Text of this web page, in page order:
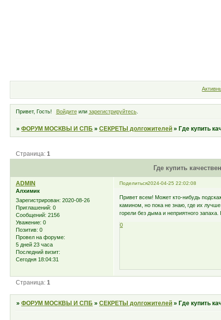
Привет, Гость! Войдитеили зарегистрируйтесь.
»ФОРУМ МОСКВЫ И СПБ »СЕКРЕТЫ долгожителей »Где купить
Где купить
Страница:1
Поделиться2024-04-25 22:02:08
ADMIN
Алхимик
Зарегистрирован: 2020-08-26
Приглашений: 0
Сообщений: 2156
Уважение: 0
Позитив: 0
Провел на форуме:
5 дней 23 часа
Последний визит:
Сегодня 18:04:31
Привет всем! Может кто-нибудь
камином, но пока не знаю, где их
горели без дыма и неприятного
0
Страница:1
»ФОРУМ МОСКВЫ И СПБ »СЕКРЕТЫ долгожителей »Где купить